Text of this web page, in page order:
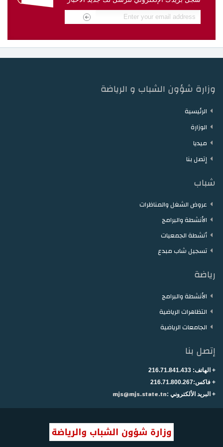
دار الشباب توزر دار الشباب دقاش دار الشباب نفطة
وزارة شؤون الشباب و الرياضة
الرئيسية
الوزارة
ميديا
إتصل بنا
شباب
عروض الشغل والمناظرات
الأنشطة والبرامج
أنشطة الجمعيات
تسجيل شاب مبدع
رياضة
الأنشطة والبرامج
التظاهرات الرياضية
الجامعات الرياضية
إتصل بنا
+ الهاتف: 216.71.841.433
+ فاكس:216.71.800.267
+ البريد الألكتروني :mjs@mjs.state.tn